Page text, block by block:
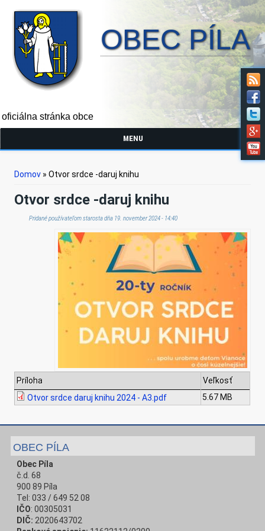
OBEC PÍLA
oficiálna stránka obce
MENU
Nachádzate sa tu
Domov » Otvor srdce -daruj knihu
Otvor srdce -daruj knihu
Pridané používateľomstarostadňa 19. november 2024 - 14:40
Príloha
Veľkosť
Otvor srdce daruj knihu 2024 - A3.pdf
5.67 MB
OBEC PÍLA
Obec Píla
č.d. 68
900 89 Píla
Tel: 033 / 649 52 08
IČO: 00305031
DIČ: 2020643702